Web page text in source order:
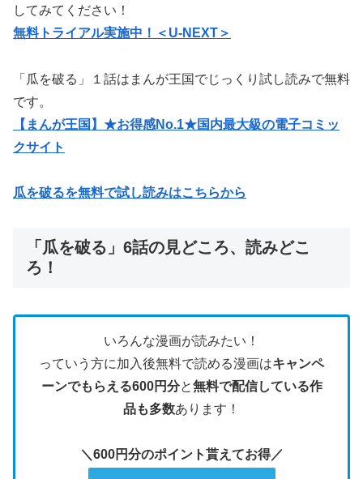
してみてください！
無料トライアル実施中！＜U-NEXT＞
「瓜を破る」１話はまんが王国でじっくり試し読みで無料
です。
【まんが王国】★お得感No.1★国内最大級の電子コミッ
クサイト
瓜を破るを無料で試し読みはこちらから
「瓜を破る」6話の見どころ、読みどこ
ろ！
いろんな漫画が読みたい！
っていう方に加入後無料で読める漫画はキャンペ
ーンでもらえる600円分と無料で配信している作
品も多数あります！
＼600円分のポイント貰えてお得／